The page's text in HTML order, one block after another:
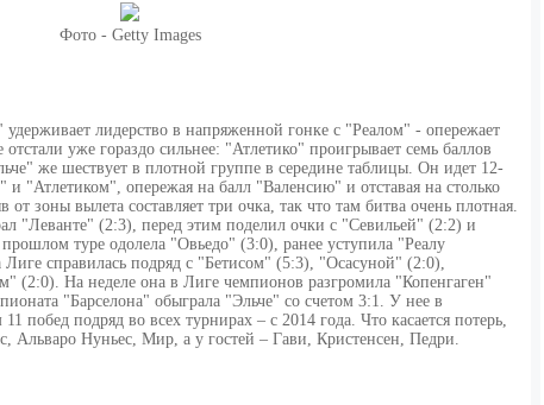
Фото - Getty Images
лидерство в напряженной гонке с "Реалом" - опережает
уже гораздо сильнее: "Атлетико" проигрывает семь баллов
же шествует в плотной группе в середине таблицы. Он идет 12-
"Атлетиком", опережая на балл "Валенсию" и отставая на столько
зоны вылета составляет три очка, так что там битва очень плотная.
"Леванте" (2:3), перед этим поделил очки с "Севильей" (2:2) и
туре одолела "Овьедо" (3:0), ранее уступила "Реалу
справилась подряд с "Бетисом" (5:3), "Осасуной" (2:0),
(2:0). На неделе она в Лиге чемпионов разгромила "Копенгаген"
"Барселона" обыграла "Эльче" со счетом 3:1. У нее в
побед подряд во всех турнирах – с 2014 года. Что касается потерь,
Альваро Нуньес, Мир, а у гостей – Гави, Кристенсен, Педри.